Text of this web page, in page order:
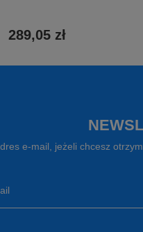
289,05 zł
e-mail, jeżeli chcesz